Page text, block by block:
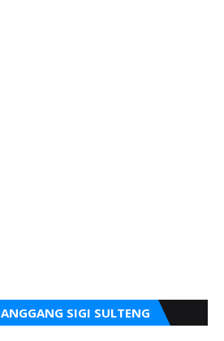
SIGI SULTENG